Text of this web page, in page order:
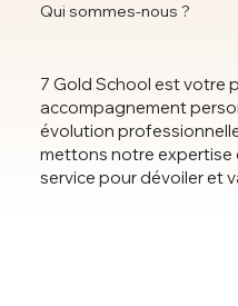
Qui sommes-nous ?
7 Gold School est votre
accompagnement
évolution
mettons notre expertise
service pour dévoiler et